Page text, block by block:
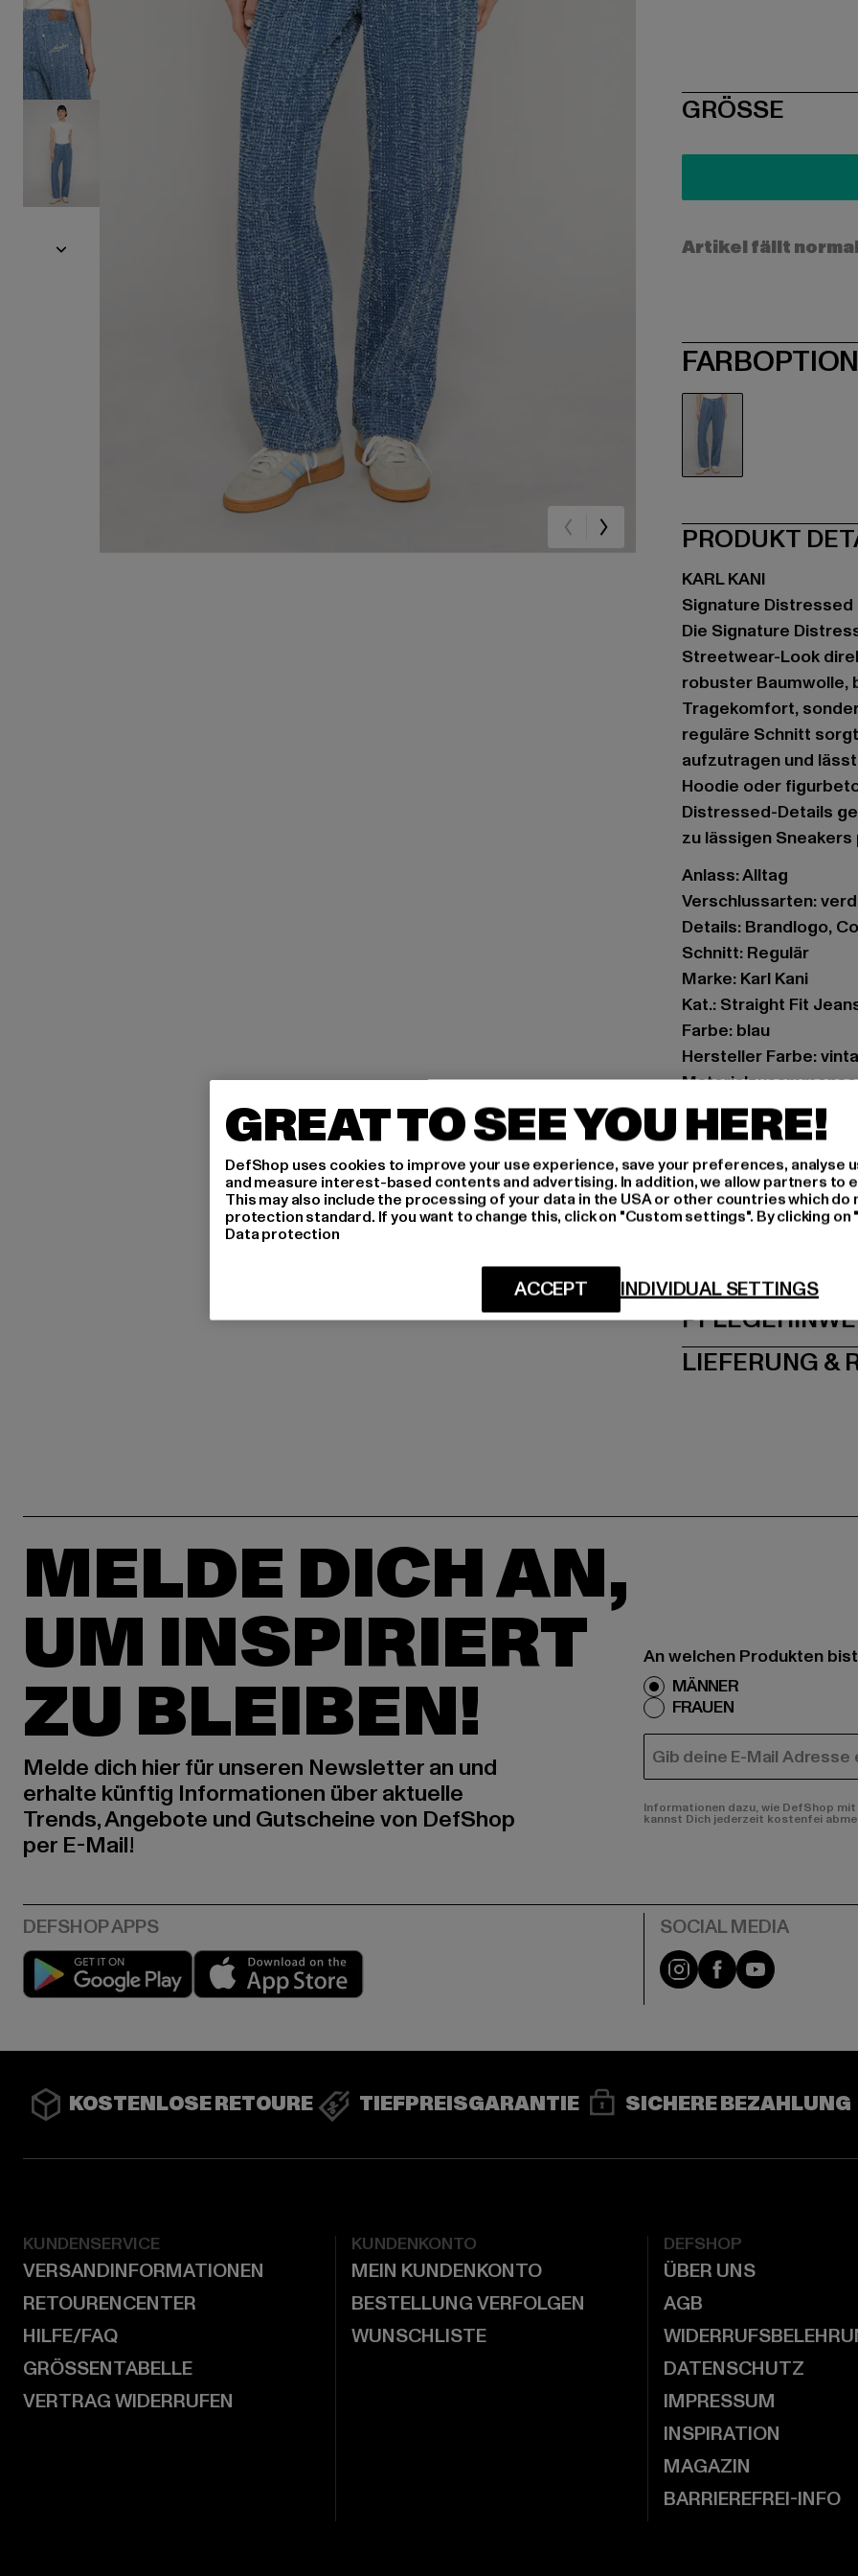
SIZE
GRÖSSE
Artikel fällt
PRODUKT
KARL KANI
Signature Distressed
Die Signature
Streetwear-Look
robuster Baumwolle,
Tragekomfort,
reguläre Schnitt
aufzutragen und
Hoodie oder
Distressed-Details
zu lässigen
Anlass: Alltag
Verschlussarten:
Details: Brandlogo,
Schnitt: Regulär
Marke: Karl Kani
Kat.: Straight Fit
Farbe: blau
Hersteller Farbe:
Art.Nr: KW262-030-
Hersteller: Urban
Schanzenstraße 41 |
GRÖSSE
LIEFERUNG &
MELDE DICH AN,
UM INSPIRIERT
ZU BLEIBEN!
Melde dich hier für unseren Newsletter an und
erhalte künftig Informationen über aktuelle
Trends, Angebote und Gutscheine von DefShop
per E-Mail!
An welchen Produkten
MÄNNER
FRAUEN
E-MAIL
Informationen dazu, wie DefShop
kannst Dich jederzeit kostenfei
Play market Instagram
FacebookYouTube
KOSTENLOSE RETOURE TIEFPREISGARANTIE SICHERE BEZAHLUNG
KUNDENSERVICE
VERSANDINFORMATIONEN
RETOURENCENTER
HILFE/FAQ
GRÖSSENTABELLE
VERTRAG WIDERRUFEN
KUNDENKONTO
MEIN KUNDENKONTO
BESTELLUNG VERFOLGEN
WUNSCHLISTE
DEFSHOP
ÜBER UNS
AGB
DATENSCHUTZ
IMPRESSUM
INSPIRATION
MAGAZIN
BARRIEREFREI-INFO
GREAT TO SEE YOU HERE!
DefShop uses cookies to improve your use experience, save your preferences, analyse
and measure interest-based contents and advertising. In addition, we allow partners to
This may also include the processing of your data in the USA or other countries which do
protection standard. If you want to change this, click on "Custom settings". By clicking
Data protection
INDIVIDUAL SETTINGS
ACCEPT